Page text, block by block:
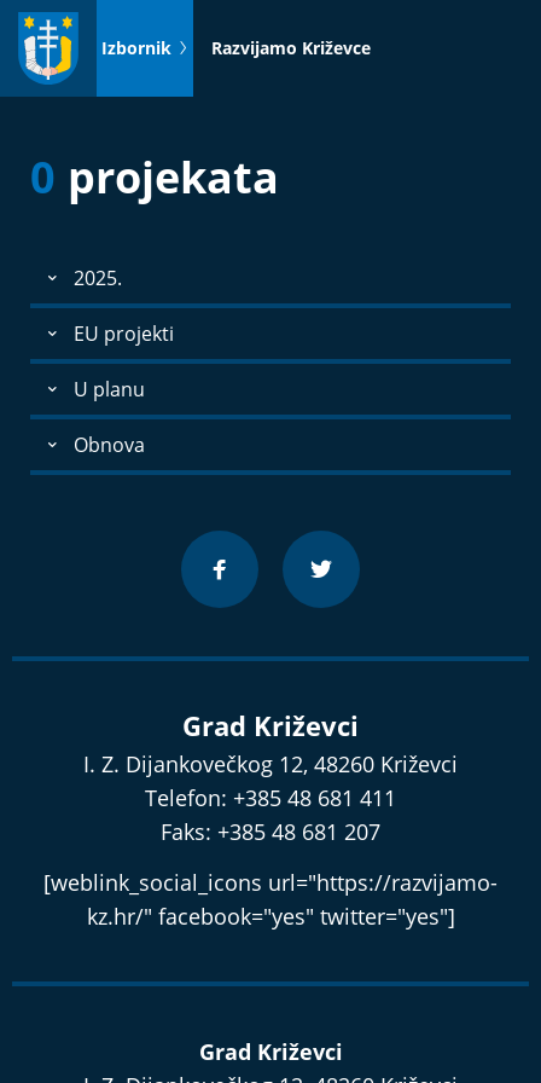
Idi
sadržaj
Izbornik Razvijamo Križevce
0 projekata
2025.
EU projekti
U planu
Obnova
Grad Križevci
I. Z. Dijankovečkog 12, 48260 Križevci
Telefon: +385 48 681 411
Faks: +385 48 681 207
[weblink_social_icons url="https://razvijamo-
kz.hr/" facebook="yes" twitter="yes"]
Grad Križevci